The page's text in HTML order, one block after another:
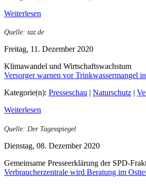
Weiterlesen
Quelle: taz.de
Freitag, 11. Dezember 2020
Klimawandel und Wirtschaftswachstum
Versorger warnen vor Trinkwassermangel
Kategorie(n): Presseschau | Naturschutz |
Weiterlesen
Quelle: Der Tagesspiegel
Dienstag, 08. Dezember 2020
Gemeinsame Presseerklärung der SPD-
Verbraucherzentrale wird Beratung im